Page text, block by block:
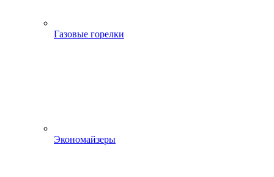
Газовые горелки
Экономайзеры